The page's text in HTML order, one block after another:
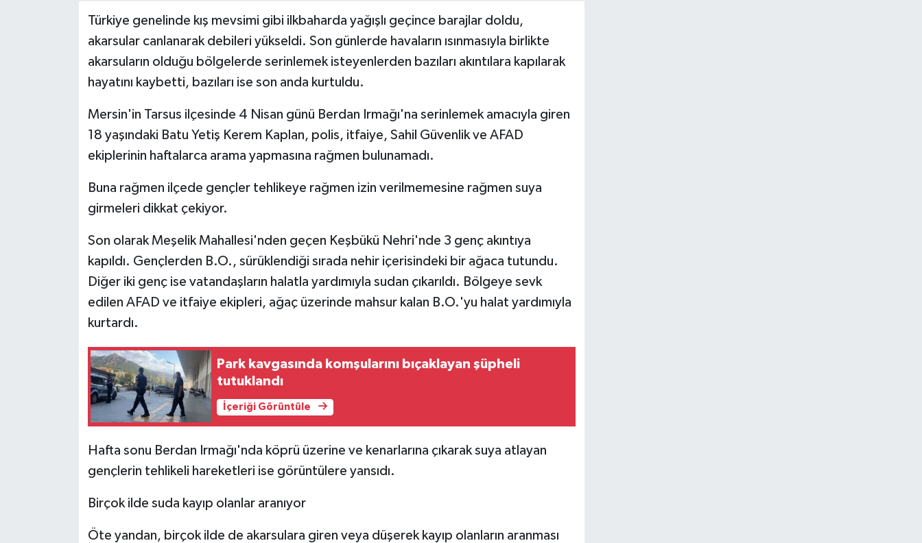
Türkiye genelinde kış mevsimi gibi ilkbaharda yağışlı geçince barajlar doldu,
akarsular canlanarak debileri yükseldi. Son günlerde havaların ısınmasıyla birlikte
akarsuların olduğu bölgelerde serinlemek isteyenlerden bazıları akıntılara kapılarak
hayatını kaybetti, bazıları ise son anda kurtuldu.
Mersin'in Tarsus ilçesinde 4 Nisan günü Berdan Irmağı'na serinlemek amacıyla giren
18 yaşındaki Batu Yetiş Kerem Kaplan, polis, itfaiye, Sahil Güvenlik ve AFAD
ekiplerinin haftalarca arama yapmasına rağmen bulunamadı.
Buna rağmen ilçede gençler tehlikeye rağmen izin verilmemesine rağmen suya
girmeleri dikkat çekiyor.
Son olarak Meşelik Mahallesi'nden geçen Keşbükü Nehri'nde 3 genç akıntıya
kapıldı. Gençlerden B.O., sürüklendiği sırada nehir içerisindeki bir ağaca tutundu.
Diğer iki genç ise vatandaşların halatla yardımıyla sudan çıkarıldı. Bölgeye sevk
edilen AFAD ve itfaiye ekipleri, ağaç üzerinde mahsur kalan B.O.'yu halat yardımıyla
kurtardı.
Park kavgasında komşularını bıçaklayan şüpheli
tutuklandı
İçeriği Görüntüle
Hafta sonu Berdan Irmağı'nda köprü üzerine ve kenarlarına çıkarak suya atlayan
gençlerin tehlikeli hareketleri ise görüntülere yansıdı.
Birçok ilde suda kayıp olanlar aranıyor
Öte yandan, birçok ilde de akarsulara giren veya düşerek kayıp olanların aranması